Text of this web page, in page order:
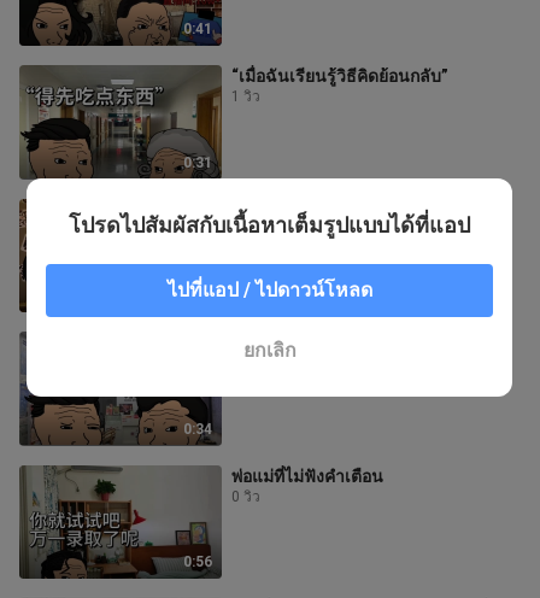
0:41
0:31
“เมื่อฉันเรียนรู้วิธีคิดย้อนกลับ”
1 วิว
0:37
“เมื่อฉันเรียนรู้วิธีคิดย้อนกลับ”
2 วิว
0:34
“คำใบ้ทั่วไปในชีวิตประจำวัน”
0:56
พ่อแม่ที่ไม่ฟังคำเตือน
0 วิว
โปรดไปสัมผัสกับเนื้อหาเต็มรูปแบบได้ที่แอป
ไปที่แอป / ไปดาวน์โหลด
ยกเลิก